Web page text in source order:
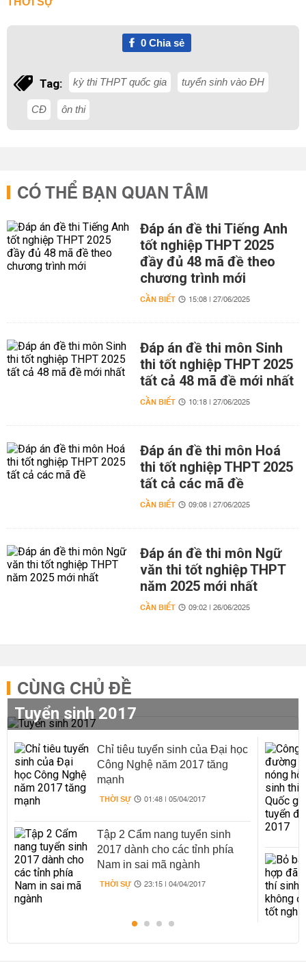
0Chia sẻ
Tag: kỳ thi THPT quốc gia tuyển sinh vào ĐH
CĐ ôn thi
CÓ THỂ BẠN QUAN TÂM
Đáp án đề thi Tiếng Anh
tốt nghiệp THPT 2025
đầy đủ 48 mã đề theo
chương trình mới
CẦN BIẾT 15:08 | 27/06/2025
Đáp án đề thi môn Sinh
thi tốt nghiệp THPT 2025
tất cả 48 mã đề mới nhất
CẦN BIẾT 10:18 | 27/06/2025
Đáp án đề thi môn Hoá
thi tốt nghiệp THPT 2025
tất cả các mã đề
CẦN BIẾT 09:08 | 27/06/2025
Đáp án đề thi môn Ngữ
văn thi tốt nghiệp THPT
năm 2025 mới nhất
CẦN BIẾT 09:02 | 26/06/2025
CÙNG CHỦ ĐỀ
Tuyển sinh 2017
Chỉ tiêu tuyển sinh của Đại học
Công Nghệ năm 2017 tăng
mạnh
THỜI SỰ 01:48 | 05/04/2017
Tập 2 Cẩm nang tuyển sinh
2017 dành cho các tỉnh phía
Nam in sai mã ngành
THỜI SỰ 23:15 | 04/04/2017